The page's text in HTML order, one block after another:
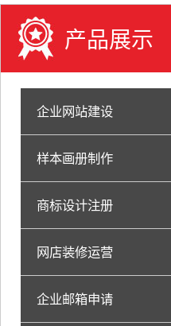
产品展示
企业网站建设
样本画册制作
商标设计注册
网店装修运营
企业邮箱申请